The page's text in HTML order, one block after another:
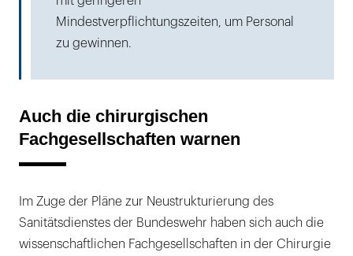
Mindestverpflichtungszeiten, um Personal
zu gewinnen.
Auch die chirurgischen
Fachgesellschaften warnen
Im Zuge der Pläne zur Neustrukturierung des
Sanitätsdienstes der Bundeswehr haben sich auch die
wissenschaftlichen Fachgesellschaften in der Chirurgie